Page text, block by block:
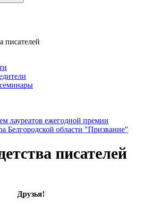
писателей
лауреатов ежегодной премии
Белгородской области "Призвание"
писателей
Друзья!